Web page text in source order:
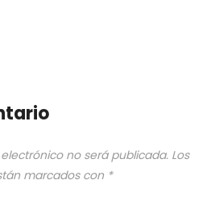
no será publicada. Los
marcados con *